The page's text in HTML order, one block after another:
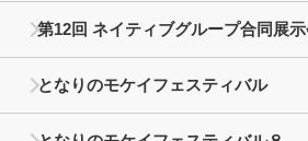
第12回 ネイティブグループ合同展示
となりのモケイフェスティバル